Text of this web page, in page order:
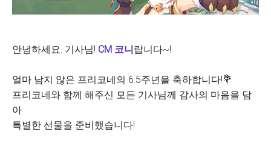
안녕하세요. 기사님! CM 코니랍니다~!
얼마 남지 않은 프리코네의 6.5주년을 축하합니다!💐
프리코네와 함께 해주신 모든 기사님께 감사의 마음을 담
아
특별한 선물을 준비했습니다!